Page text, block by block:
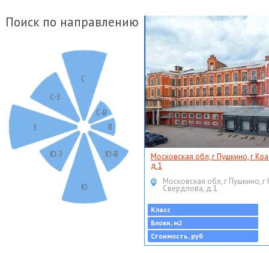
Поиск по направлению
С
С-В
В
Ю-В
Ю
Ю-З
З
С-З
Московская обл, г Пушкино, г
д 1
Московская обл, г Пушкино, г
Свердлова, д 1
Класс
Блоки, м2
Стоимость, руб